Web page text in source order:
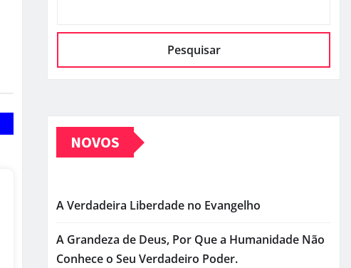
Pesquisar
NOVOS
A Verdadeira Liberdade no Evangelho
A Grandeza de Deus, Por Que a Humanidade Não
Conhece o Seu Verdadeiro Poder.